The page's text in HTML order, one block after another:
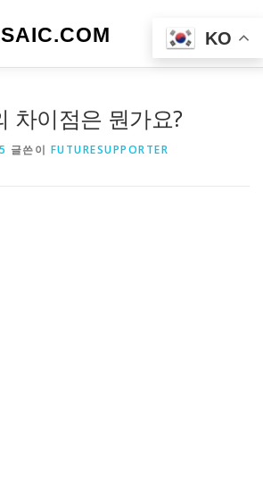
메뉴
차이점은 뭔가요?
글쓴이 FUTURESUPPORTER
KO